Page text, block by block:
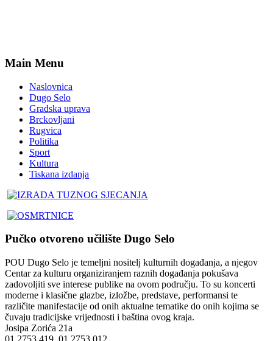
Main Menu
Naslovnica
Dugo Selo
Gradska uprava
Brckovljani
Rugvica
Politika
Sport
Kultura
Tiskana izdanja
Pučko otvoreno učilište Dugo Selo
POU Dugo Selo je temeljni nositelj kulturnih događanja, a njegov
Centar za kulturu organiziranjem raznih događanja pokušava
zadovoljiti sve interese publike na ovom području. To su koncerti
moderne i klasične glazbe, izložbe, predstave, performansi te
različite manifestacije od onih aktualne tematike do onih kojima se
čuvaju tradicijske vrijednosti i baština ovog kraja.
Josipa Zorića 21a
01 2753 419, 01 2753 012